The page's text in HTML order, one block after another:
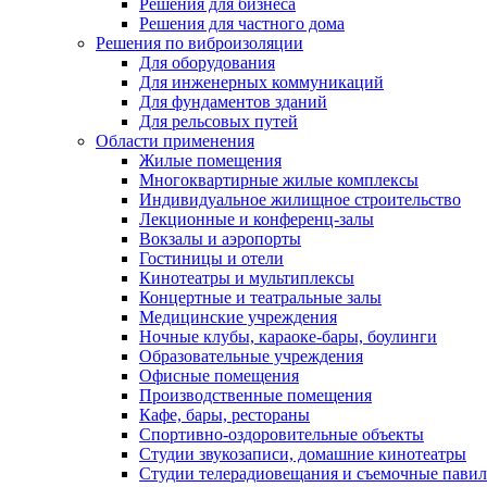
Решения для бизнеса
Решения для частного дома
Решения по виброизоляции
Для оборудования
Для инженерных коммуникаций
Для фундаментов зданий
Для рельсовых путей
Области применения
Жилые помещения
Многоквартирные жилые комплексы
Индивидуальное жилищное строительство
Лекционные и конференц-залы
Вокзалы и аэропорты
Гостиницы и отели
Кинотеатры и мультиплексы
Концертные и театральные залы
Медицинские учреждения
Ночные клубы, караоке-бары, боулинги
Образовательные учреждения
Офисные помещения
Производственные помещения
Кафе, бары, рестораны
Спортивно-оздоровительные объекты
Студии звукозаписи, домашние кинотеатры
Студии телерадиовещания и съемочные